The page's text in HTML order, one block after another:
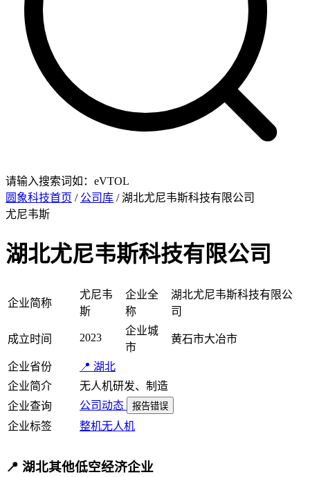
请输入搜索词如：eVTOL
圆象科技首页 / 公司库 / 湖北尤尼韦斯科技有限公司
尤尼韦斯
湖北尤尼韦斯科技有限公司
企业简称
尤尼韦
斯
企业全
称
湖北尤尼韦斯科技有限公
司
成立时间 2023
企业城
市
黄石市大冶市
企业省份
📍 湖北
企业简介
无人机研发、制造
企业查询
公司动态 报告错误
企业标签 整机无人机
📍 湖北其他低空经济企业